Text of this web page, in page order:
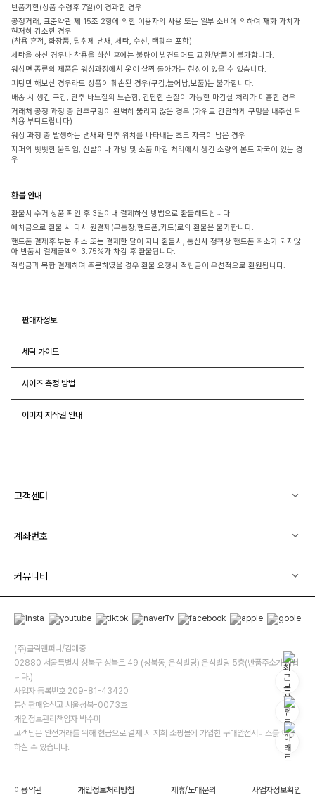
반품기한(상품 수령후 7일)이 경과한 경우
공정거래, 표준약관 제 15조 2항에 의한 이용자의 사용 또는 일부 소비에 의하여 재화 가치가
현저히 감소한 경우
(착용 흔적, 화장품, 탈취제 냄새, 세탁, 수선, 택훼손 포함)
세탁을 하신 경우나 착용을 하신 후에는 불량이 발견되어도 교환/반품이 불가합니다.
워싱면 종류의 제품은 워싱과정에서 옷이 살짝 돌아가는 현상이 있을 수 있습니다.
피팅만 해보신 경우라도 상품이 훼손된 경우(구김,늘어남,보풀)는 불가합니다.
배송 시 생긴 구김, 단추 바느질의 느슨함, 간단한 손질이 가능한 마감실 처리가 미흡한 경우
거래처 공정 과정 중 단추구멍이 완벽히 뚫리지 않은 경우 (가위로 간단하게 구멍을 내주신 뒤
착용 부탁드립니다)
워싱 과정 중 발생하는 냄새와 단추 위치를 나타내는 초크 자국이 남은 경우
지퍼의 뻣뻣한 움직임, 신발이나 가방 및 소품 마감 처리에서 생긴 소량의 본드 자국이 있는 경
우
환불 안내
환불시 수거 상품 확인 후 3일이내 결제하신 방법으로 환불해드립니다
예치금으로 환불 시 다시 원결제(무통장,핸드폰,카드)로의 환불은 불가합니다.
핸드폰 결제후 부분 취소 또는 결제한 달이 지나 환불시, 통신사 정책상 핸드폰 취소가 되지않
아 반품시 결제금액의 3.75%가 차감 후 환불됩니다.
적립금과 복합 결제하여 주문하였을 경우 환불 요청시 적립금이 우선적으로 환원됩니다.
판매자정보
세탁 가이드
사이즈 측정 방법
이미지 저작권 안내
고객센터
계좌번호
커뮤니티
(주)클릭앤퍼니/김예중
02880 서울특별시 성북구 성북로 49 (성북동, 운석빌딩) 운석빌딩 5층(반품주소가 아닙
니다.)
사업자 등록번호 209-81-43420
통신판매업신고 서울성북-0073호
개인정보관리책임자 박수미
고객님은 안전거래를 위해 현금으로 결제 시 저희 소핑몰에 가입한 구매안전서비스를 이용
하실 수 있습니다.
이용약관 개인정보처리방침 제휴/도매문의 사업자정보확인